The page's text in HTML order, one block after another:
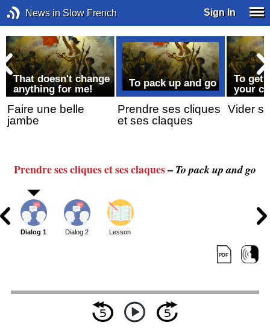
News in Slow French Sign In
That doesn't change
anything for me!
Faire une belle
jambe
To pack up and go
Prendre ses cliques
et ses claques
To get
your
Vider
Prendre ses cliques et ses claques– To pack up and go
Dialog 1 Dialog 2 Lesson